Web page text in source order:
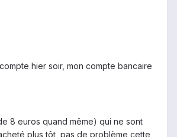
hier soir, mon compte bancaire
8 euros quand même) qui ne sont
plus tôt, pas de problème cette